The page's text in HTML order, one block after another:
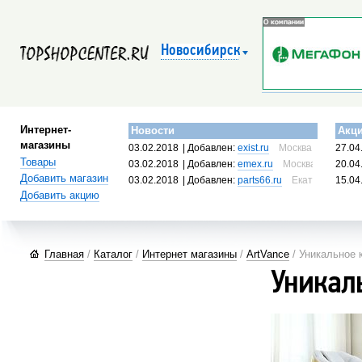
Новосибирск
Интернет-
магазины
Товары
Добавить магазин
Добавить акцию
Новости
03.02.2018 | Добавлен:exist.ru
Москва, Россия
03.02.2018
| Добавлен:emex.ru
Москва, Россия
03.02.2018
| Добавлен:parts66.ru Екатеринбург,
Главная / Каталог / Интернет магазины / ArtVance / Уникальное